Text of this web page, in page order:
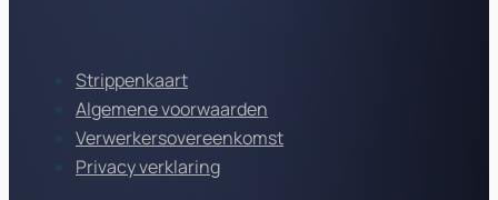
Strippenkaart
Algemene voorwaarden
Verwerkersovereenkomst
Privacy verklaring